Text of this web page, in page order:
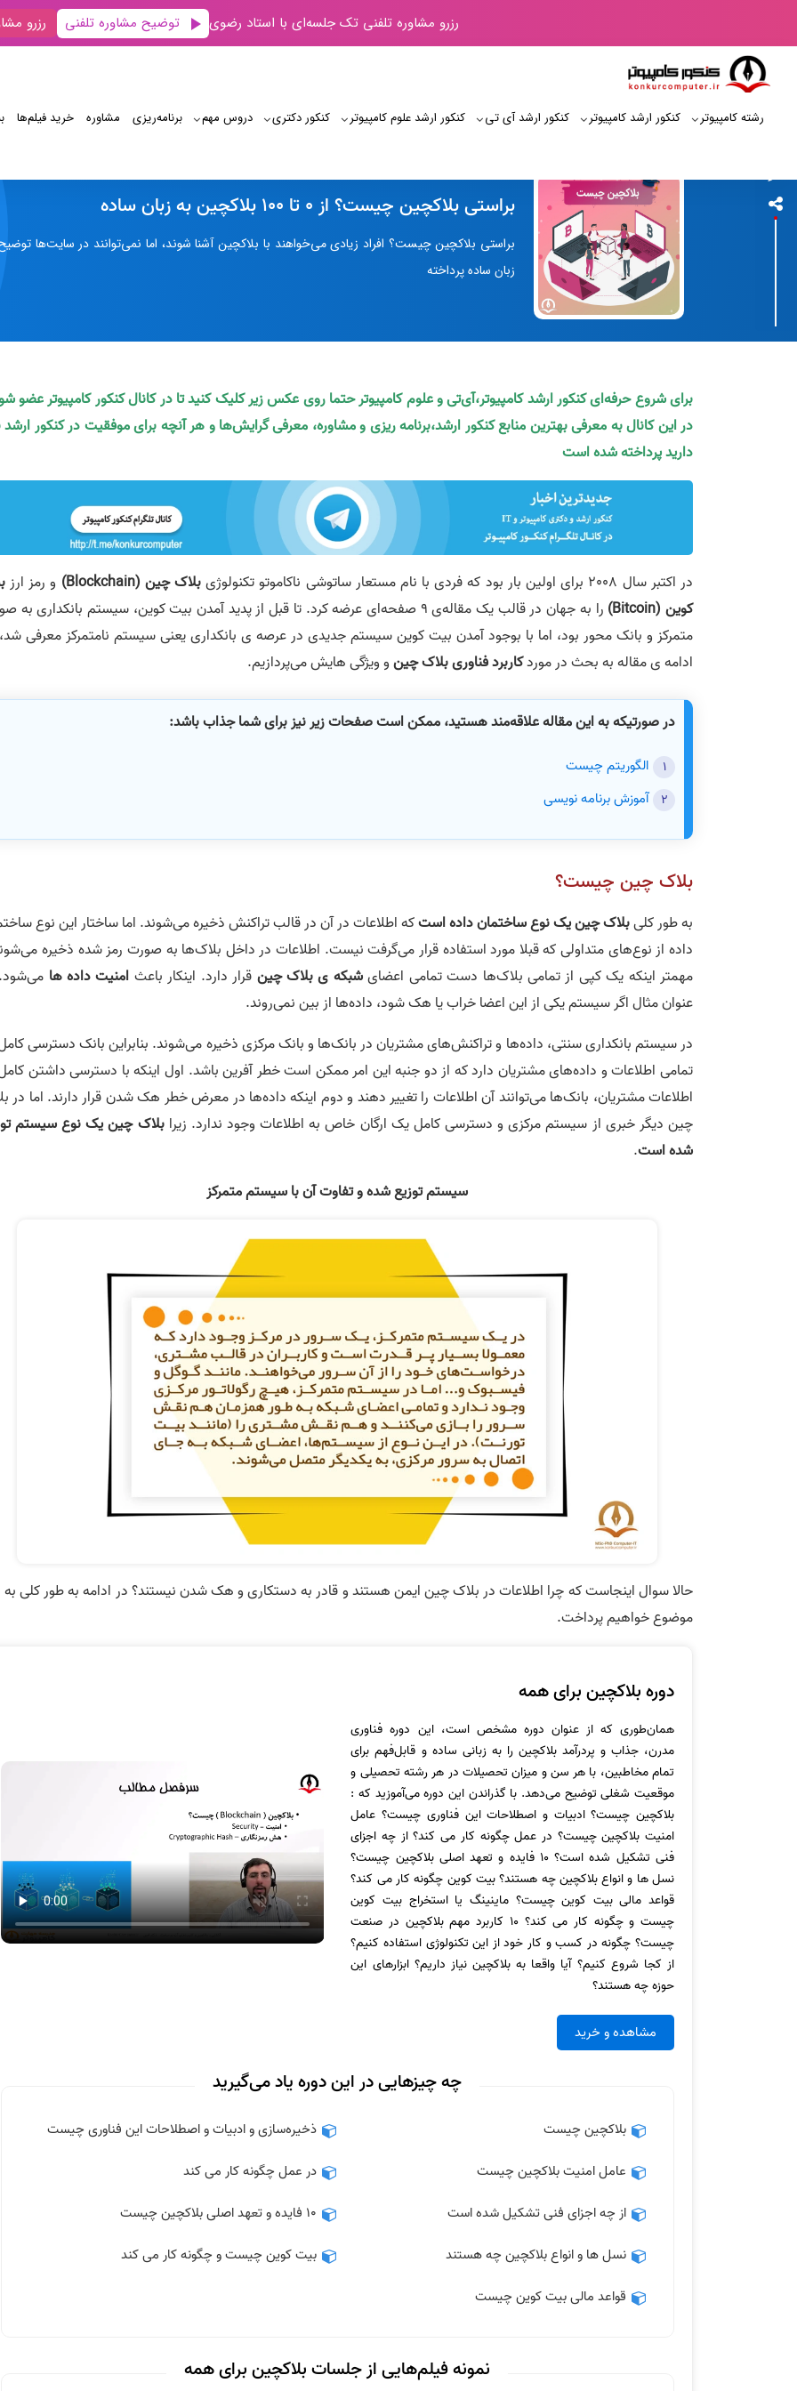
رزرو مشاوره تلفنی تک جلسه‌ای با استاد رضوی توضیح مشاوره تلفنی رزرو
رشته کامپیوتر کنکور ارشد کامپیوتر کنکور ارشد آی‌ تی کنکور ارشد علوم کامپیوتر کنکور دکتری دروس مهم برنامه‌‌ریزی مشاوره خرید فیلم‌ها
براستی بلاکچین چیست؟ از 0 تا 100 بلاکچین به زبان ساده
براستی بلاکچین چیست؟ افراد زیادی می‌خواهند با بلاکچین آشنا شوند، اما نمی‌توانند در سایت‌ها
زبان ساده پرداخته
برای شروع حرفه‌ای کنکور ارشد کامپیوتر،آی‌تی و علوم کامپیوتر حتما روی عکس زیر کلیک کنید تا در کانال کنکور کامپیوتر عضو
در این کانال به معرفی بهترین منابع کنکور ارشد،برنامه ریزی و مشاوره، معرفی گرایش‌ها و هر آنچه برای موفقیت در کنکور ارشد
دارید پرداخته شده است
در اکتبر سال 2008 برای اولین بار بود که فردی با نام مستعار ساتوشی ناکاموتو تکنولوژی بلاک چین (Blockchain
) و رمز ارز
کوین (
Bitcoin
)
را به جهان در قالب یک مقاله‌ی 9 صفحه‌ای عرضه کرد. تا قبل از پدید آمدن بیت کوین، سیستم بانکداری
متمرکز و بانک محور بود، اما با بوجود آمدن بیت کوین سیستم جدیدی در عرصه ی بانکداری یعنی سیستم نامتمرکز معرفی
ادامه ی مقاله به بحث در موردکاربرد فناوری بلاک چینو ویژگی هایش می‌پردازیم.
در صورتیکه به این مقاله علاقه‌مند هستید، ممکن است صفحات زیر نیز برای شما جذاب باشد:
الگوریتم چیست
آموزش برنامه نویسی
بلاک چین چیست؟
به طور کلیبلاک چین یک نوع ساختمان داده استکه اطلاعات در آن در قالب تراکنش ذخیره می‌شوند. اما ساختار این نوع
داده از نوع‌های متداولی که قبلا مورد استفاده قرار می‌گرفت نیست. اطلاعات در داخل بلاک‌ها به صورت رمز شده ذخیره
مهمتر اینکه یک کپی از تمامی ‌بلاک‌ها دست تمامی ‌اعضایشبکه ی بلاک چین قرار دارد. اینکار باعث امنیت داده ها
عنوان مثال اگر سیستم یکی از این اعضا خراب یا هک شود، داده‌ها از بین نمی‌روند.
در سیستم بانکداری سنتی، داده‌ها و تراکنش‌های مشتریان در بانک‌ها و بانک مرکزی ذخیره می‌شوند. بنابراین بانک دسترسی
تمامی‌ اطلاعات و داده‌های مشتریان دارد که از دو جنبه این امر ممکن است خطر آفرین باشد. اول اینکه با دسترسی داشتن
اطلاعات مشتریان، بانک‌ها می‌توانند آن اطلاعات را تغییر دهند و دوم اینکه داده‌ها در معرض خطر هک شدن قرار دارند. اما در
چین دیگر خبری از سیستم مرکزی و دسترسی کامل یک ارگان خاص به اطلاعات وجود ندارد. زیرابلاک چین یک نوع سیستم
شده است.
سیستم توزیع شده و تفاوت آن با سیستم متمرکز
حالا سوال اینجاست که چرا اطلاعات در بلاک چین ایمن هستند و قادر به دستکاری و هک شدن نیستند؟ در ادامه به طور کلی به
موضوع خواهیم پرداخت.
دوره بلاکچین برای همه
همان‌طوری که از عنوان دوره مشخص است، این دوره فناوری
مدرن، جذاب و پردرآمد بلاکچین را به زبانی ساده و قابل‌فهم برای
تمام مخاطبین، با هر سن و میزان تحصیلات در هر رشته تحصیلی و
موقعیت شغلی توضیح می‌دهد. با گذراندن این دوره می‌آموزید که :
بلاکچین چیست؟ ادبیات و اصطلاحات این فناوری چیست؟ عامل
امنیت بلاکچین چیست؟ در عمل چگونه کار می کند؟ از چه اجزای
فنی تشکیل شده است؟ 10 فایده و تعهد اصلی بلاکچین چیست؟
نسل ها و انواع بلاکچین چه هستند؟ بیت کوین چگونه کار می کند؟
قواعد مالی بیت کوین چیست؟ ماینینگ یا استخراج بیت کوین
چیست و چگونه کار می کند؟ 10 کاربرد مهم بلاکچین در صنعت
چیست؟ چگونه در کسب و کار خود از این تکنولوژی استفاده کنیم؟
از کجا شروع کنیم؟ آیا واقعا به بلاکچین نیاز داریم؟ ابزارهای این
حوزه چه هستند؟
مشاهده و خرید
چه چیزهایی در این دوره یاد می‌گیرید
بلاکچین چیست
ذخیره‌سازی و ادبیات و اصطلاحات این فناوری چیست
عامل امنیت بلاکچین چیست
در عمل چگونه کار می کند
از چه اجزای فنی تشکیل شده است
نسل ها و انواع بلاکچین چه هستند
بیت کوین چیست و چگونه کار می کند
قواعد مالی بیت کوین چیست
نمونه فیلم‌هایی از جلسات بلاکچین برای همه